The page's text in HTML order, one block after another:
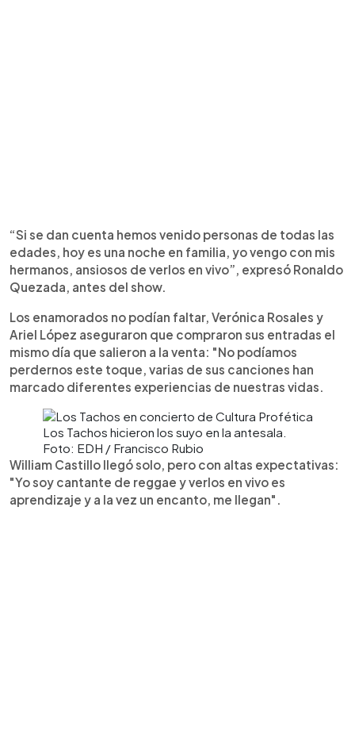
“Si se dan cuenta hemos venido personas de todas las
edades, hoy es una noche en familia, yo vengo con mis
hermanos, ansiosos de verlos en vivo”, expresó Ronaldo
Quezada, antes del show.
Los enamorados no podían faltar, Verónica Rosales y
Ariel López aseguraron que compraron sus entradas el
mismo día que salieron a la venta: "No podíamos
perdernos este toque, varias de sus canciones han
marcado diferentes experiencias de nuestras vidas.
Los Tachos hicieron los suyo en la antesala.
Foto: EDH / Francisco Rubio
William Castillo llegó solo, pero con altas expectativas:
"Yo soy cantante de reggae y verlos en vivo es
aprendizaje y a la vez un encanto, me llegan".